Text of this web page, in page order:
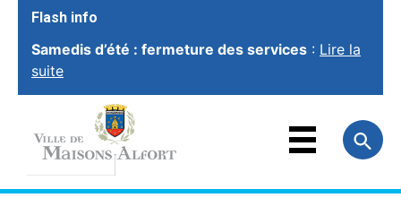
Flash info
Samedis d’été : fermeture des services : Lire la
suite
VOTRE MAIRIE
FAMILLEET ÉDUCATION
VOTRE CADREDE VIE